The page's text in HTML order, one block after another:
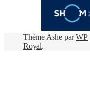
Thème Ashe parWP
Royal.